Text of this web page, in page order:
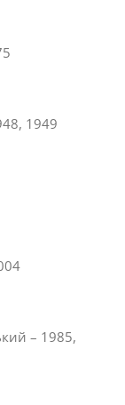
1949
– 1985,